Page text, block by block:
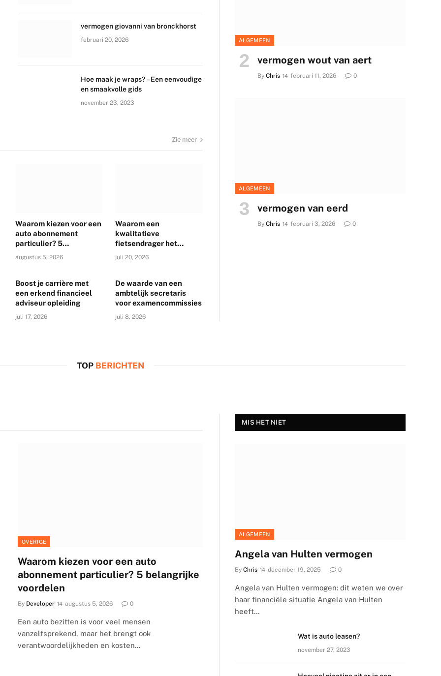
vermogen giovanni van bronckhorst
februari 20, 2026
Hoe maak je wraps? – Een eenvoudige
en smaakvolle gids
november 23, 2023
Zie meer
Waarom kiezen voor een
auto abonnement
particulier? 5
belangrijke voordelen
augustus 5, 2026
Waarom een
kwalitatieve
fietsendrager het
verschil maakt
onderweg
juli 20, 2026
Boost je carrière met
een erkend financieel
adviseur opleiding
juli 17, 2026
De waarde van een
ambtelijk secretaris
voor examencommissies
juli 8, 2026
ALGEMEEN
vermogen wout van aert
By Chris februari 11, 2026 0
ALGEMEEN
vermogen van eerd
By Chris februari 3, 2026 0
TOPBERICHTEN
David
OVERIGE
Waarom kiezen voor een auto
abonnement particulier? 5 belangrijke
voordelen
By Developer augustus 5, 2026 0
Een auto bezitten is voor veel mensen
vanzelfsprekend, maar het brengt ook
verantwoordelijkheden en kosten…
MIS HET NIET
ALGEMEEN
Angela van Hulten vermogen
By Chris december 19, 2025 0
Angela van Hulten vermogen: dit weten we over
haar financiële situatie Angela van Hulten
heeft…
Wat is auto leasen?
november 27, 2023